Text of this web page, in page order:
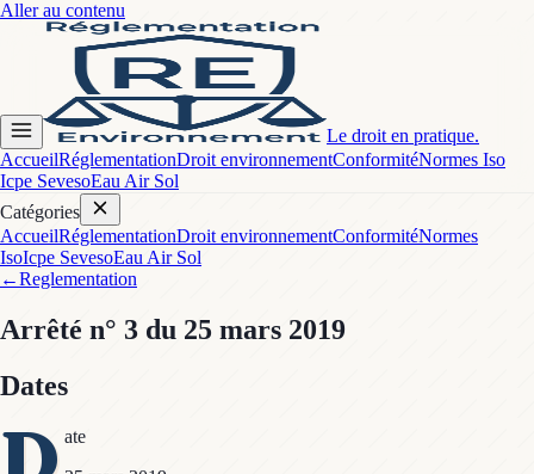
Aller au contenu
Le droit en pratique.
AccueilRéglementationDroit environnementConformitéNormes Iso
Icpe SevesoEau Air Sol
Catégories
AccueilRéglementationDroit environnementConformitéNormes
IsoIcpe SevesoEau Air Sol
←Reglementation
Arrêté n° 3 du 25 mars 2019
Dates
ate